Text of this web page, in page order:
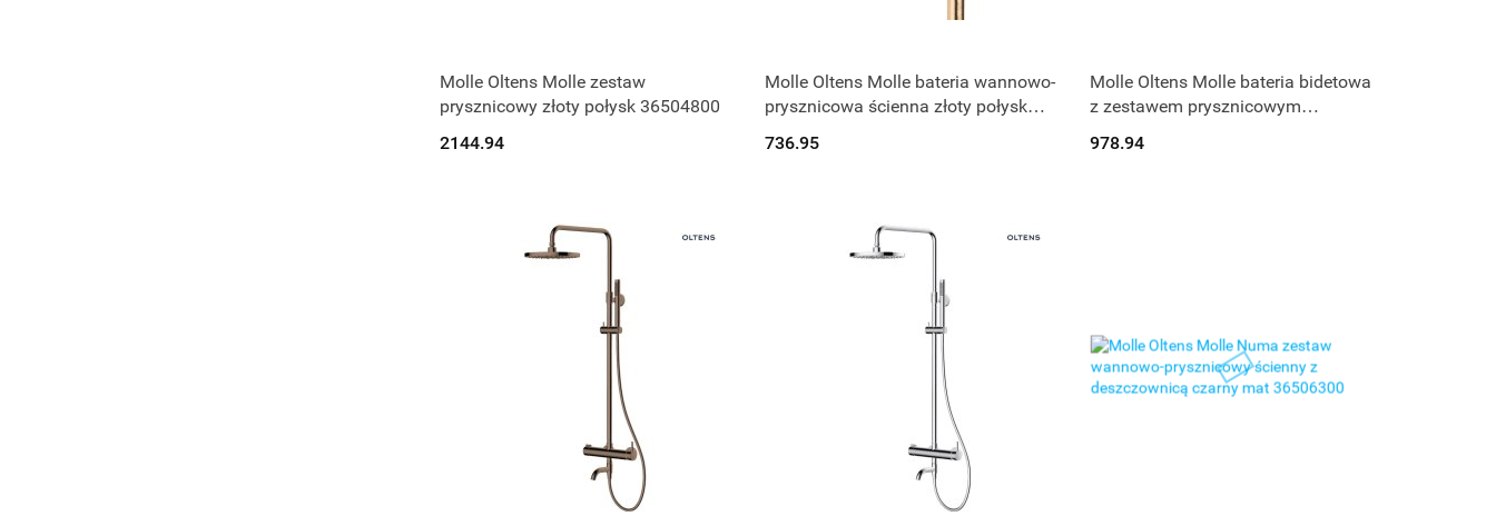
Produkt niedostępny
Molle Oltens Molle zestaw
prysznicowy złoty połysk 36504800
2144.94
Produkt niedostępny
Molle Oltens Molle bateria wannowo-
prysznicowa ścienna złoty połysk
736.95
Molle Oltens Molle bateria bidetowa
z zestawem prysznicowym
31100610
978.94